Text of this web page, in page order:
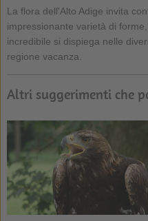
La flora dell'Alto Adige invita
impressionante varietà di
incredibile si dispiega nelle
regione vacanza.
Altri suggerimenti che